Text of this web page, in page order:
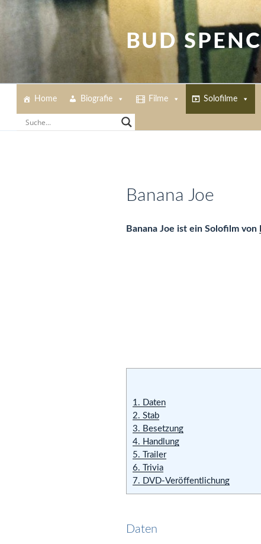
BUD
Home Biografie Filme Solofilme
Banana Joe
Banana Joe ist ein Solofilm von
1. Daten
2. Stab
3. Besetzung
4. Handlung
5. Trailer
6. Trivia
7. DVD-Veröffentlichung
Daten